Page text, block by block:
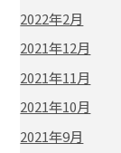
2022年2月
2021年12月
2021年11月
2021年10月
2021年9月